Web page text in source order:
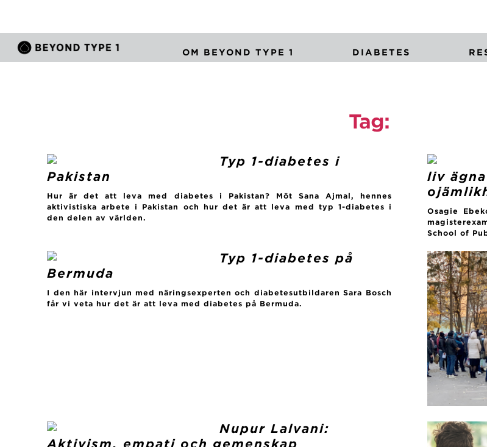
OM BEYOND TYPE 1 DIABETES
Tag:
Typ 1-diabetes i
Pakistan
Hur är det att leva med diabetes i Pakistan? Möt Sana Ajmal, hennes
aktivistiska arbete i Pakistan och hur det är att leva med typ 1-diabetes i
den delen av världen.
liv
Osagie
School of
Typ 1-diabetes på
Bermuda
I den här intervjun med näringsexperten och diabetesutbildaren Sara Bosch
får vi veta hur det är att leva med diabetes på Bermuda.
Nupur Lalvani:
Aktivism, empati och gemenskap